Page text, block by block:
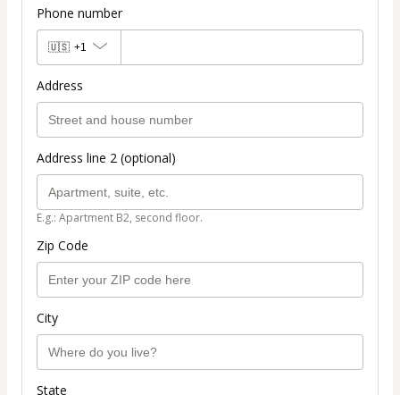
Phone number
🇺🇸 +1
Address
Address line 2 (optional)
E.g.: Apartment B2, second floor.
Zip Code
City
State